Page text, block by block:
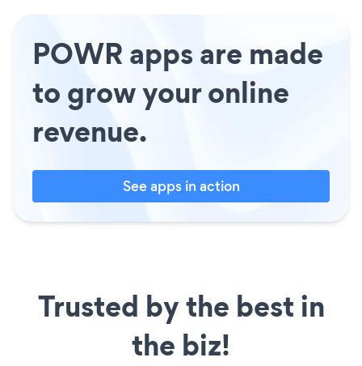
POWR apps are made
to grow your online
revenue.
See apps in action
Trusted by the best in
the biz!